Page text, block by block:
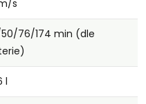
s
76/174 min (dle
l